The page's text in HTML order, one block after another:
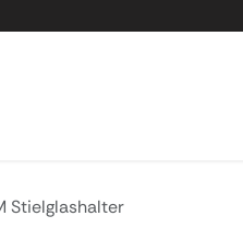
Stielglashalter